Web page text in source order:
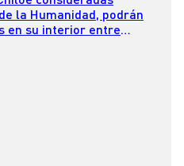
la Humanidad, podrán
en su interior entre